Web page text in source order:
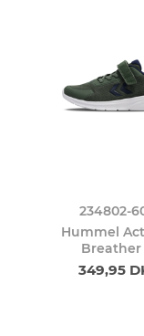
234802-
Hummel
Breather
349,95